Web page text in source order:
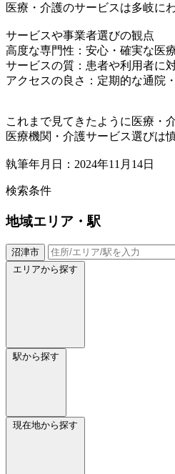
医療・介護のサービスは多岐に
サービスや事業者選びの観点
高度な専門性：安心・確実な医
サービスの質：患者や利用者に
アクセスの良さ：定期的な通院
これまで見てきたように医療・
医療機関・介護サービス選びは
執筆年月日：2024年11月14日
検索条件
地域エリア・駅
沼津市
エリアから探す
駅から探す
現在地から探す